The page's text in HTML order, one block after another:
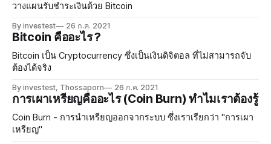
วางแผนรับชำระเงินด้วย Bitcoin
By investest 26 ก.ค. 2021
Bitcoin คืออะไร ?
Bitcoin เป็น Cryptocurrency ซึ่งเป็นเงินดิจิตอล ที่ไม่สามารถจับ
ต้องได้จริง
By investest, Thossaporn 26 ก.ค. 2021
การเผาเหรียญคืออะไร (Coin Burn) ทำไมเราต้องรู้
Coin Burn - การนำเหรียญออกจากระบบ ซึ่งเราเรียกว่า "การเผา
เหรียญ"